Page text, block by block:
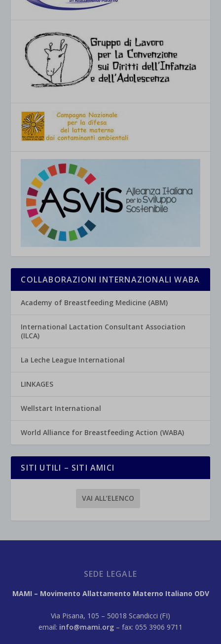
COLLABORAZIONI INTERNAZIONALI WABA
Academy of Breastfeeding Medicine (ABM)
International Lactation Consultant Association
(ILCA)
La Leche League International
LINKAGES
Wellstart International
World Alliance for Breastfeeding Action (WABA)
SITI UTILI – SITI AMICI
VAI ALL’ELENCO
SEDE LEGALE
MAMI – Movimento Allattamento Materno Italiano ODV
Via Pisana, 105 – 50018 Scandicci (FI)
email: info@mami.org – fax: 055 3906 9711